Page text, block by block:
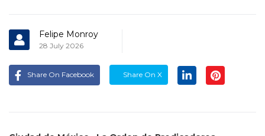
Felipe Monroy
28 July 2026
Share On Facebook Share On X